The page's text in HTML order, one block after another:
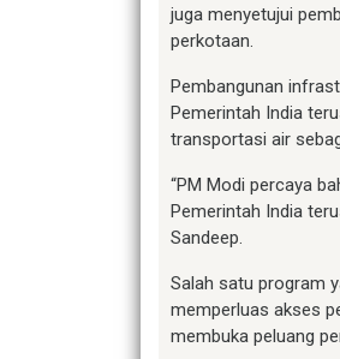
juga menyetujui
perkotaan.
Pembangunan
Pemerintah India
transportasi air
“PM Modi percaya
Pemerintah India
Sandeep.
Salah satu program
memperluas akses
membuka peluang